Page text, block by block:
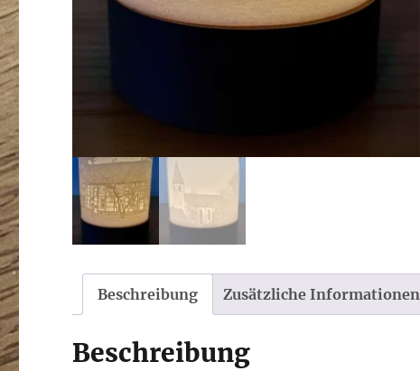
Beschreibung Zusätzliche Informationen
Beschreibung